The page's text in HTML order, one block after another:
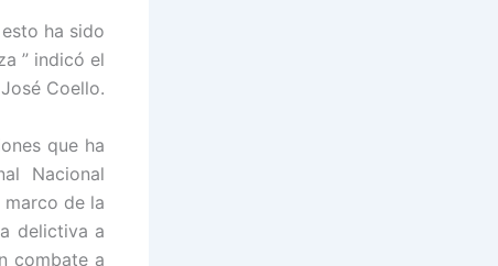
ha sido
” indicó el
Coello.
que ha
Nacional
marco de la
delictiva a
combate a